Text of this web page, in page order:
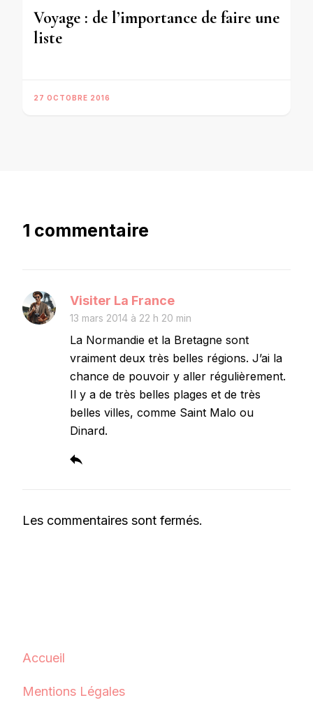
Voyage : de l’importance de faire une
liste
27 OCTOBRE 2016
1 commentaire
Visiter La France
13 mars 2014 à 22 h 20 min
La Normandie et la Bretagne sont
vraiment deux très belles régions. J’ai la
chance de pouvoir y aller régulièrement.
Il y a de très belles plages et de très
belles villes, comme Saint Malo ou
Dinard.
Les commentaires sont fermés.
Accueil
Mentions Légales